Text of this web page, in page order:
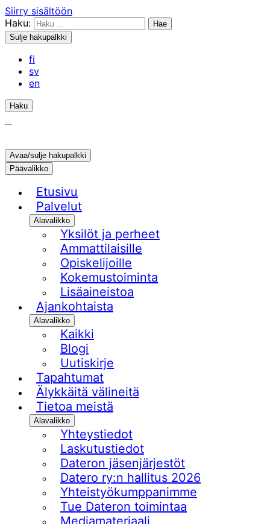
Siirry sisältöön
Haku:
Sulje hakupalkki
fi
sv
en
Haku
Avaa/sulje hakupalkki
Päävalikko
Etusivu
Palvelut
Alavalikko
Yksilöt ja perheet
Ammattilaisille
Opiskelijoille
Kokemustoiminta
Lisäaineistoa
Ajankohtaista
Alavalikko
Kaikki
Blogi
Uutiskirje
Tapahtumat
Älykkäitä välineitä
Tietoa meistä
Alavalikko
Yhteystiedot
Laskutustiedot
Dateron jäsenjärjestöt
Datero ry:n hallitus 2026
Yhteistyökumppanimme
Tue Dateron toimintaa​
Mediamateriaali